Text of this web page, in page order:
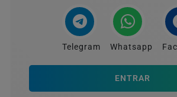
Telegram Whatsapp
ENTRAR